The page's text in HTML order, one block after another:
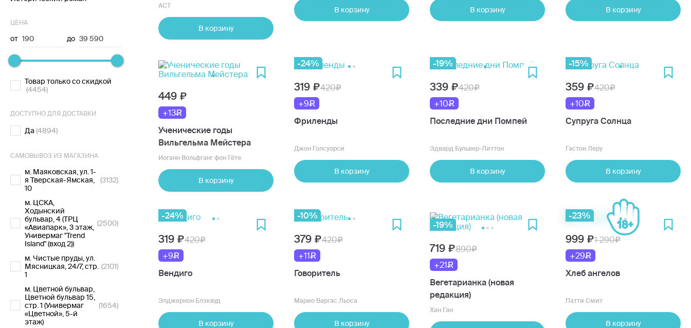
ЦЕНА
от 190 до 39 590
Товар только со скидкой
(4454)
ДОСТУПНО ДЛЯ ДОСТАВКИ
Да (4894)
САМОВЫВОЗ ИЗ МАГАЗИНА
м. Маяковская, ул. 1-
я Тверская-Ямская,
10
(3132)
м. ЦСКА,
Ходынский
бульвар, 4 (ТРЦ
«Авиапарк», 3 этаж,
Универмаг "Trend
Island" (вход 2))
(2500)
м. Чистые пруды, ул.
Мясницкая, 24/7, стр.
1
(2101)
м. Цветной бульвар,
Цветной бульвар 15,
стр. 1 (Универмаг
«Цветной», 5-й
этаж)
(1654)
ко всему футболу
АСТ
В корзину
В корзину В корзину В корзину
449
+13
Ученические годы
Вильгельма Мейстера
Иоганн Вольфганг фон Гёте
В корзину
-24%
319
420
+9
Фриленды
Джон Голсуорси
В корзину
-19%
339
420
+10
Последние дни Помпей
Эдвард Бульвер-Литтон
В корзину
-15%
359
420
+10
Супруга Солнца
Гастон Леру
В корзину
-24%
319
420
+9
Вендиго
Элджернон Блэквуд
В корзину
-10%
379
420
+11
Говоритель
Марио Варгас Льоса
В корзину
-19%
719
890
+21
Вегетарианка (новая
редакция)
Хан Ган
-23%
999
1 290
+29
Хлеб ангелов
Патти Смит
В корзину